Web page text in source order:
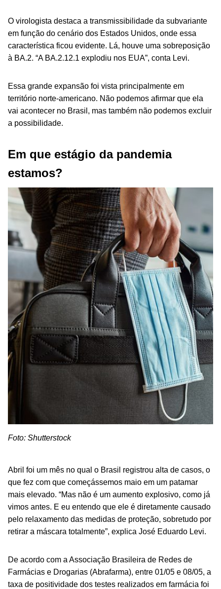
O virologista destaca a transmissibilidade da subvariante
em função do cenário dos Estados Unidos, onde essa
característica ficou evidente. Lá, houve uma sobreposição
à BA.2. “A BA.2.12.1 explodiu nos EUA”, conta Levi.
Essa grande expansão foi vista principalmente em
território norte-americano. Não podemos afirmar que ela
vai acontecer no Brasil, mas também não podemos excluir
a possibilidade.
Em que estágio da pandemia
estamos?
Foto: Shutterstock
Abril foi um mês no qual o Brasil registrou alta de casos, o
que fez com que começássemos maio em um patamar
mais elevado. “Mas não é um aumento explosivo, como já
vimos antes. E eu entendo que ele é diretamente causado
pelo relaxamento das medidas de proteção, sobretudo por
retirar a máscara totalmente”, explica José Eduardo Levi.
De acordo com a Associação Brasileira de Redes de
Farmácias e Drogarias (Abrafarma), entre 01/05 e 08/05, a
taxa de positividade dos testes realizados em farmácia foi